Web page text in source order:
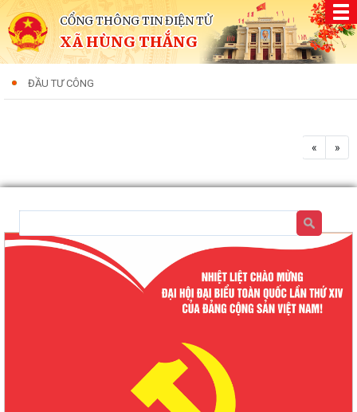
CỔNG THÔNG TIN ĐIỆN TỬ
XÃ HÙNG THẮNG
ĐẦU TƯ CÔNG
« »